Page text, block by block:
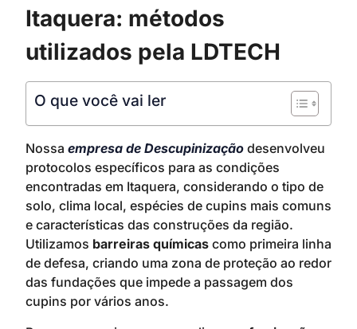
Itaquera: métodos
utilizados pela LDTECH
O que você vai ler
Nossa empresa de Descupinização desenvolveu
protocolos específicos para as condições
encontradas em Itaquera, considerando o tipo de
solo, clima local, espécies de cupins mais comuns
e características das construções da região.
Utilizamos barreiras químicas como primeira linha
de defesa, criando uma zona de proteção ao redor
das fundações que impede a passagem dos
cupins por vários anos.